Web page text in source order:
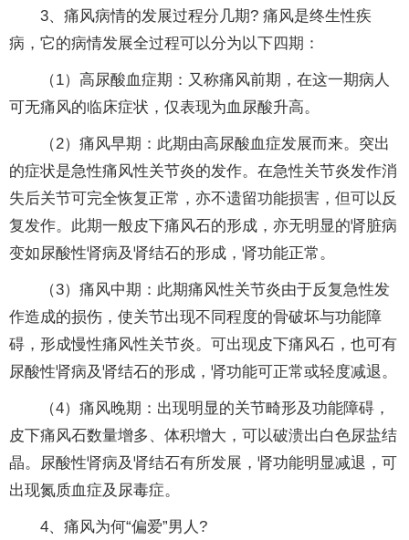
3、痛风病情的发展过程分几期? 痛风是终生性疾
病，它的病情发展全过程可以分为以下四期：
（1）高尿酸血症期：又称痛风前期，在这一期病人
可无痛风的临床症状，仅表现为血尿酸升高。
（2）痛风早期：此期由高尿酸血症发展而来。突出
的症状是急性痛风性关节炎的发作。在急性关节炎发作消
失后关节可完全恢复正常，亦不遗留功能损害，但可以反
复发作。此期一般皮下痛风石的形成，亦无明显的肾脏病
变如尿酸性肾病及肾结石的形成，肾功能正常。
（3）痛风中期：此期痛风性关节炎由于反复急性发
作造成的损伤，使关节出现不同程度的骨破坏与功能障
碍，形成慢性痛风性关节炎。可出现皮下痛风石，也可有
尿酸性肾病及肾结石的形成，肾功能可正常或轻度减退。
（4）痛风晚期：出现明显的关节畸形及功能障碍，
皮下痛风石数量增多、体积增大，可以破溃出白色尿盐结
晶。尿酸性肾病及肾结石有所发展，肾功能明显减退，可
出现氮质血症及尿毒症。
4、痛风为何“偏爱”男人?